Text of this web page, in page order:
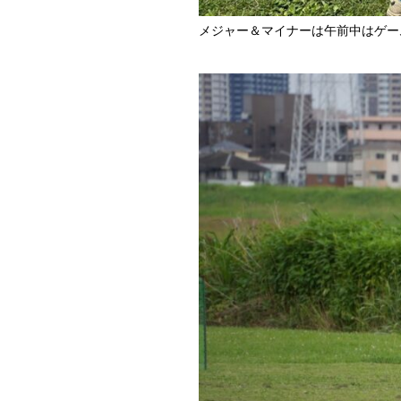
メジャー＆マイナーは午前中はゲ